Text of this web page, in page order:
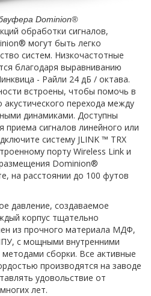
Dominion®
обработки сигналов,
могут быть легко
систем. Низкочастотные
благодаря выравниванию
- Райли 24 дБ / октава.
встроены, чтобы помочь в
перехода между
динамиками. Доступны
приема сигналов линейного или
систему JLINK ™ TRX
порту Wireless Link и
Dominion®
на расстоянии до 100 футов
давление, создаваемое
корпус тщательно
из прочного материала МДФ,
с мощными внутренними
сборки. Все активные
производятся на заводе
удовольствие от
лет.